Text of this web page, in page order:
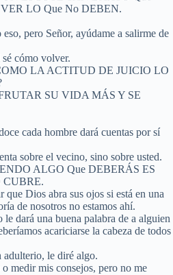
LO Que No DEBEN.
pero Señor, ayúdame a salirme de
cómo volver.
LA ACTITUD DE JUICIO LO
SU VIDA MÁS Y SE
cada hombre dará cuentas por sí
sobre el vecino, sino sobre usted.
ALGO Que DEBERÁS ES
que Dios abra sus ojos si está en una
de nosotros no estamos ahí.
dará una buena palabra de a alguien
acariciarse la cabeza de todos
le diré algo.
medir mis consejos, pero no me